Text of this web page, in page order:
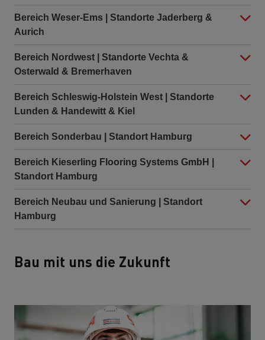
Bereich Weser-Ems | Standorte Jaderberg &
Aurich
Bereich Nordwest | Standorte Vechta &
Osterwald & Bremerhaven
Bereich Schleswig-Holstein West | Standorte
Lunden & Handewitt & Kiel
Bereich Sonderbau | Standort Hamburg
Bereich Kieserling Flooring Systems GmbH |
Standort Hamburg
Bereich Neubau und Sanierung | Standort
Hamburg
Bau mit uns die Zukunft